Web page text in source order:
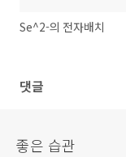
Se^2-의 전자배치
댓글
좋은 습관